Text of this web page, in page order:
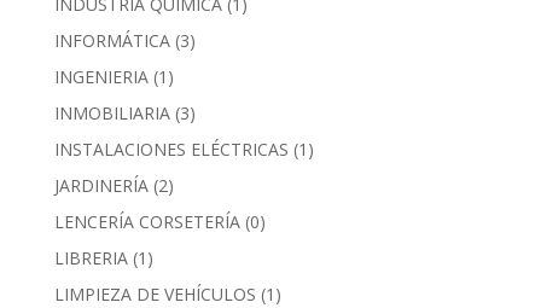
INFORMÁTICA(3)
INGENIERIA(1)
INMOBILIARIA(3)
INSTALACIONES ELÉCTRICAS (1)
JARDINERÍA(2)
LENCERÍA CORSETERÍA(0)
LIBRERIA(1)
LIMPIEZA DE VEHÍCULOS (1)